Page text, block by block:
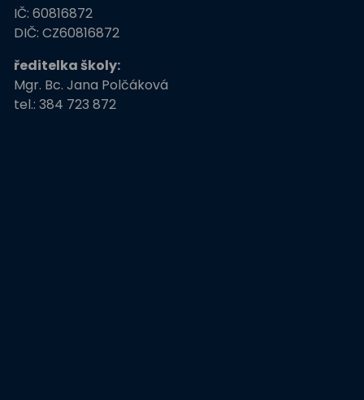
Stromy, skřeti, dřeváci
EU peníze školám
Živá zahrada
IČ: 60816872
DIČ: CZ60816872
ředitelka školy:
Mgr. Bc. Jana Polčáková
tel.: 384 723 872